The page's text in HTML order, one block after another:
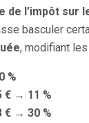
de l’impôt sur
basculer
, modifiant
0 %
€ → 11 %
€ → 30 %